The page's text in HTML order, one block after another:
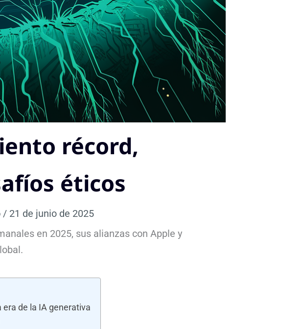
récord,
éticos
/ 21 de junio de 2025
en 2025, sus alianzas con Apple y
de la IA generativa